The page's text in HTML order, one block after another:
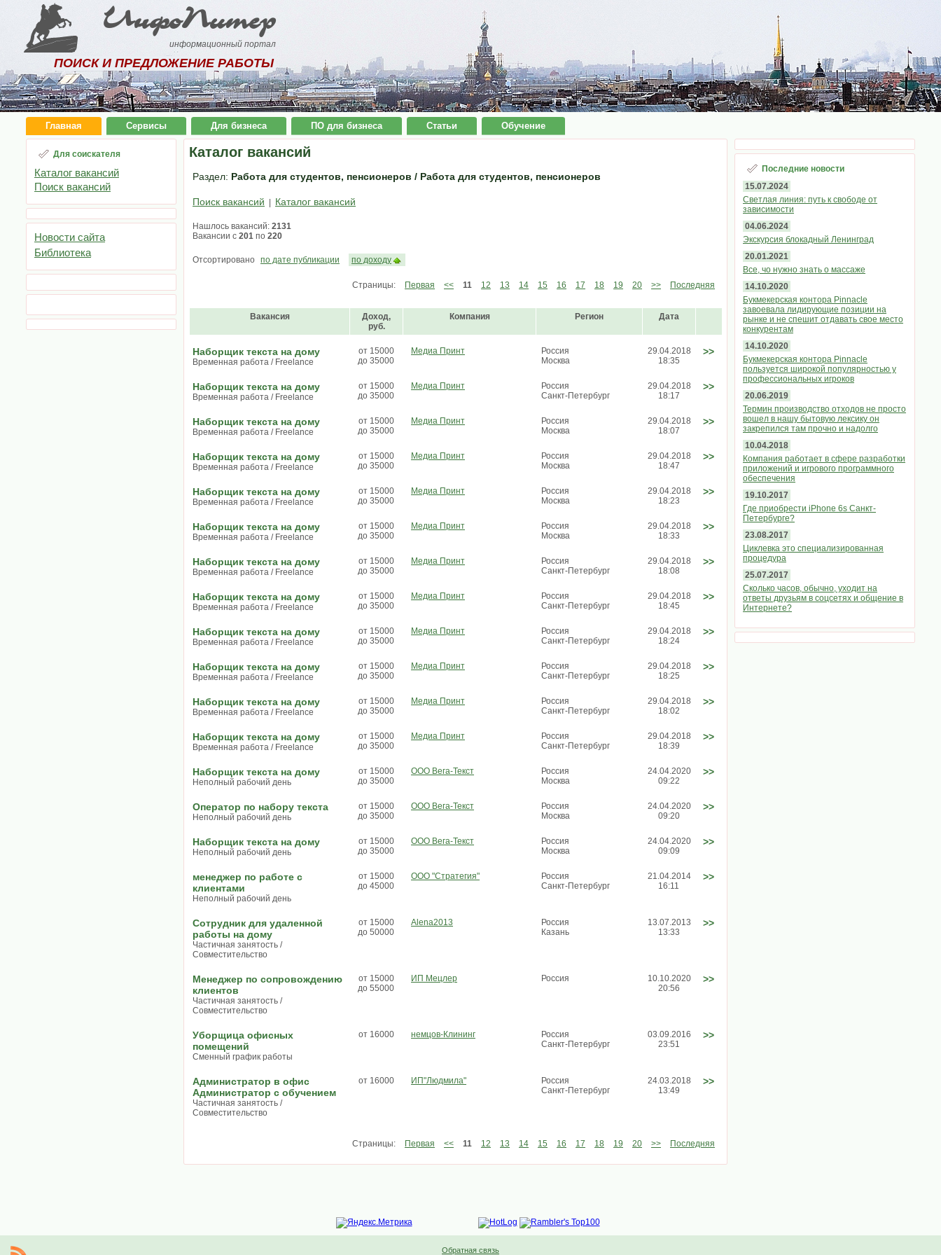
ИнфоПитер
информационный портал
ПОИСК И ПРЕДЛОЖЕНИЕ РАБОТЫ
Главная Сервисы Для бизнеса ПО для бизнеса Статьи Обучение
Для соискателя
Каталог вакансий
Поиск вакансий
Новости сайта
Библиотека
Каталог вакансий
Раздел: Работа для студентов, пенсионеров / Работа для студентов, пенсионеров
Поиск вакансий Каталог вакансий
Нашлось вакансий: 2131
Вакансии с 201 по 220
Отсортировано по дате публикации по доходу
Страницы: Первая << 11 12 13 14 15 16 17 18 19 20 >> Последняя
Вакансия
Доход,
руб.
Компания Регион Дата
Наборщик текста на дому
Временная работа / Freelance
от 15000
до 35000
Медиа Принт
Россия
Москва
29.04.2018
18:35
>>
Наборщик текста на дому
Временная работа / Freelance
от 15000
до 35000
Медиа Принт
Россия
Санкт-Петербург
29.04.2018
18:17
>>
Наборщик текста на дому
Временная работа / Freelance
от 15000
до 35000
Медиа Принт
Россия
Москва
29.04.2018
18:07
>>
Наборщик текста на дому
Временная работа / Freelance
от 15000
до 35000
Медиа Принт
Россия
Москва
29.04.2018
18:47
>>
Наборщик текста на дому
Временная работа / Freelance
от 15000
до 35000
Медиа Принт
Россия
Москва
29.04.2018
18:23
>>
Наборщик текста на дому
Временная работа / Freelance
от 15000
до 35000
Медиа Принт
Россия
Москва
29.04.2018
18:33
>>
Наборщик текста на дому
Временная работа / Freelance
от 15000
до 35000
Медиа Принт
Россия
Санкт-Петербург
29.04.2018
18:08
>>
Наборщик текста на дому
Временная работа / Freelance
от 15000
до 35000
Медиа Принт
Россия
Санкт-Петербург
29.04.2018
18:45
>>
Наборщик текста на дому
Временная работа / Freelance
от 15000
до 35000
Медиа Принт
Россия
Санкт-Петербург
29.04.2018
18:24
>>
Наборщик текста на дому
Временная работа / Freelance
от 15000
до 35000
Медиа Принт
Россия
Санкт-Петербург
29.04.2018
18:25
>>
Наборщик текста на дому
Временная работа / Freelance
от 15000
до 35000
Медиа Принт
Россия
Санкт-Петербург
29.04.2018
18:02
>>
Наборщик текста на дому
Временная работа / Freelance
от 15000
до 35000
Медиа Принт
Россия
Санкт-Петербург
29.04.2018
18:39
>>
Наборщик текста на дому
Неполный рабочий день
от 15000
до 35000
ООО Вега-Текст
Россия
Москва
24.04.2020
09:22
>>
Оператор по набору текста
Неполный рабочий день
от 15000
до 35000
ООО Вега-Текст
Россия
Москва
24.04.2020
09:20
>>
Наборщик текста на дому
Неполный рабочий день
от 15000
до 35000
ООО Вега-Текст
Россия
Москва
24.04.2020
09:09
>>
менеджер по работе с
клиентами
Неполный рабочий день
от 15000
до 45000
ООО "Стратегия"
Россия
Санкт-Петербург
21.04.2014
16:11
>>
Сотрудник для удаленной
работы на дому
Частичная занятость /
Совместительство
от 15000
до 50000
Alena2013
Россия
Казань
13.07.2013
13:33
>>
Менеджер по сопровождению
клиентов
Частичная занятость /
Совместительство
от 15000
до 55000
ИП Мецлер Россия
10.10.2020
20:56
>>
Уборщица офисных
помещений
Сменный график работы
от 16000 немцов-Клининг
Россия
Санкт-Петербург
03.09.2016
23:51
>>
Администратор в офис
Администратор с обучением
Частичная занятость /
Совместительство
от 16000 ИП"Людмила"
Россия
Санкт-Петербург
24.03.2018
13:49
>>
Страницы: Первая << 11 12 13 14 15 16 17 18 19 20 >> Последняя
Последние новости
15.07.2024
Светлая линия: путь к свободе от
зависимости
04.06.2024
Экскурсия блокадный Ленинград
20.01.2021
Все, чо нужно знать о массаже
14.10.2020
Букмекерская контора Pinnacle
завоевала лидирующие позиции на
рынке и не спешит отдавать свое место
конкурентам
14.10.2020
Букмекерская контора Pinnacle
пользуется широкой популярностью у
профессиональных игроков
20.06.2019
Термин производство отходов не просто
вошел в нашу бытовую лексику он
закрепился там прочно и надолго
10.04.2018
Компания работает в сфере разработки
приложений и игрового программного
обеспечения
19.10.2017
Где приобрести iPhone 6s Санкт-
Петербурге?
23.08.2017
Циклевка это специализированная
процедура
25.07.2017
Сколько часов, обычно, уходит на
ответы друзьям в соцсетях и общение в
Интернете?
Обратная связь